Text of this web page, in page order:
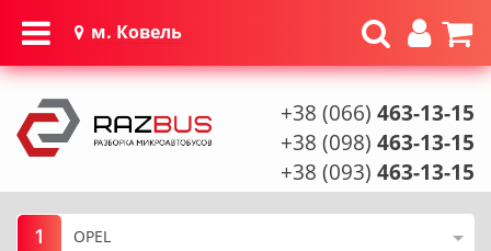
м. Ковель
+38 (066) 463-13-15
+38 (098) 463-13-15
+38 (093) 463-13-15
1